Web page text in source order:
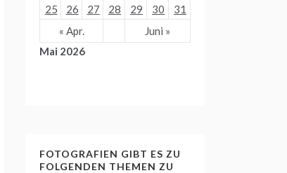
Mai 2026
25
26 27 28 29 30
31
« Apr.
Juni »
FOTOGRAFIEN GIBT ES ZU
FOLGENDEN THEMEN ZU